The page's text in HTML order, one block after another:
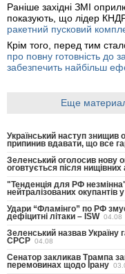
Раніше західні ЗМІ
показують, що лідер
ракетний пусковий
Крім того, перед тим
про повну готовність до
забезпечить найбільш
Еще
Український наступ знищив
припинив вдавати, що все
Зеленський оголосив нову
оговтується після
"Тенденція для РФ
нейтралізованих окупантів
Удари “Фламінго” по РФ
дефіцитні літаки – ISW 04.08
Зеленський назвав Україну
СРСР 04.08
Сенатор закликав Трампа
перемовинах щодо Ірану